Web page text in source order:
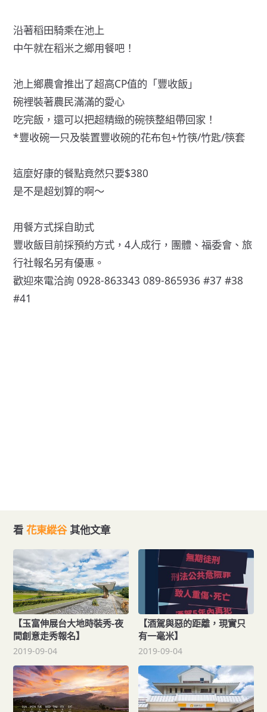
沿著稻田騎乘在池上
中午就在稻米之鄉用餐吧！
池上鄉農會推出了超高CP值的「豐收飯」
碗裡裝著農民滿滿的愛心
吃完飯，還可以把超精緻的碗筷整組帶回家！
*豐收碗一只及裝置豐收碗的花布包+竹筷/竹匙/筷套
這麼好康的餐點竟然只要$380
是不是超划算的啊～
用餐方式採自助式
豐收飯目前採預約方式，4人成行，團體、福委會、旅
行社報名另有優惠。
歡迎來電洽詢 0928-863343 089-865936 #37 #38
#41
看 花東縱谷 其他文章
【玉富伸展台大地時裝秀-夜
間創意走秀報名】
2019-09-04
【酒駕與惡的距離，現實只
有一毫米】
2019-09-04